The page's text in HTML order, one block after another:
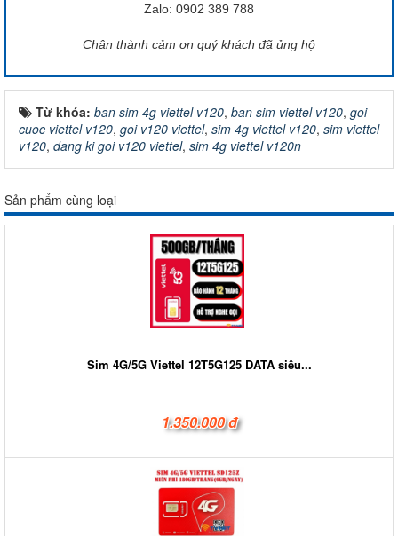
Zalo: 0902 389 788
Chân thành cảm ơn quý khách đã ủng hộ
Từ khóa: ban sim 4g viettel v120, ban sim viettel v120, goi
cuoc viettel v120, goi v120 viettel, sim 4g viettel v120, sim viettel
v120, dang ki goi v120 viettel, sim 4g viettel v120n
Sản phẩm cùng loại
Sim 4G/5G Viettel 12T5G125 DATA siêu...
1.350.000 đ